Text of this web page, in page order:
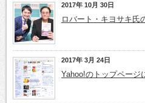
2017年 10月 30日
ロバート・キヨサキ氏
2017年 3月 24日
Yahoo!のトップページ